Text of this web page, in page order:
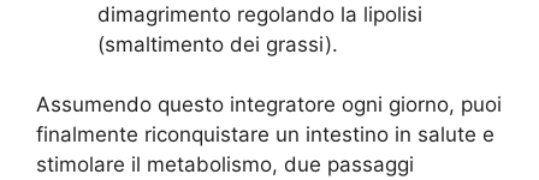
dimagrimento regolando la lipolisi
(smaltimento dei grassi).
Assumendo questo integratore ogni giorno, puoi
finalmente riconquistare un intestino in salute e
stimolare il metabolismo, due passaggi